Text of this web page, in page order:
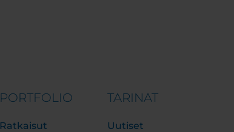
PORTFOLIO
Ratkaisut
TARINAT
Uutiset